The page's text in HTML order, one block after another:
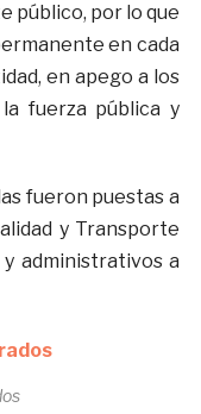
público, por lo que
en cada
en apego a los
fuerza pública y
fueron puestas a
y Transporte
administrativos a